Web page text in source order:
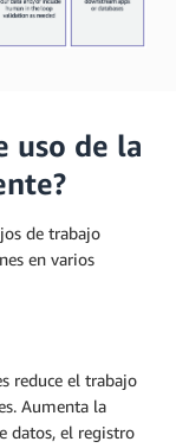
uso de la
de trabajo
en varios
reduce el trabajo
Aumenta la
datos, el registro